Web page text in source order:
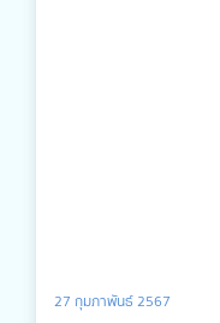
27 กุมภาพันธ์ 2567